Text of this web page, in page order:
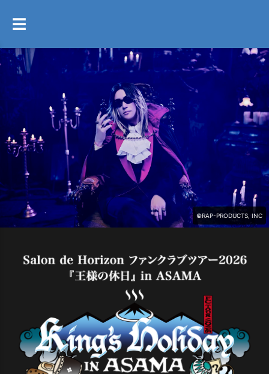
メニューを開く
☰
©RAP-PRODUCTS, INC